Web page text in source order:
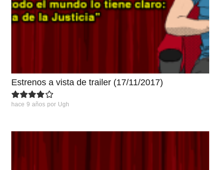
Estrenos a vista de trailer (17/11/2017)
hace 9 años por Ugh